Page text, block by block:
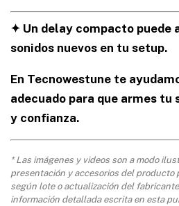
✦ Un delay compacto puede
sonidos nuevos en tu setup.
En Tecnowestune te
adecuado para que armes tu
y confianza.
* Las imágenes y videos son a modo
presentación y accesorios del producto
según lote o actualización del
información detallada escrita en esta